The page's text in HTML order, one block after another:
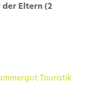
Eltern (2
Touristik